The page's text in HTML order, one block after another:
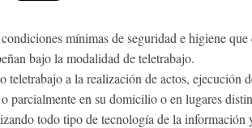
mínimas de seguridad e higiene
bajo la modalidad de teletrabajo.
teletrabajo a la realización de actos, ejecución
parcialmente en su domicilio o en lugares
todo tipo de tecnología de la información